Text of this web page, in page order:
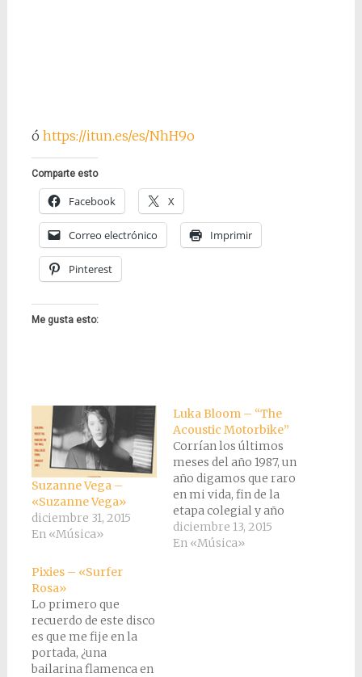
ó https://itun.es/es/NhH9o
Comparte esto
Facebook X
Correo electrónico Imprimir
Pinterest
Me gusta esto:
Suzanne Vega –
«Suzanne Vega»
diciembre 31, 2015
En «Música»
Luka Bloom – “The
Acoustic Motorbike”
Corrían los últimos
meses del año 1987, un
año digamos que raro
en mi vida, fin de la
etapa colegial y año
en blanco gracias a
alguien que prefiero
diciembre 13, 2015
En «Música»
Pixies – «Surfer
Rosa»
Lo primero que
recuerdo de este disco
es que me fije en la
portada, ¿una
bailarina flamenca en